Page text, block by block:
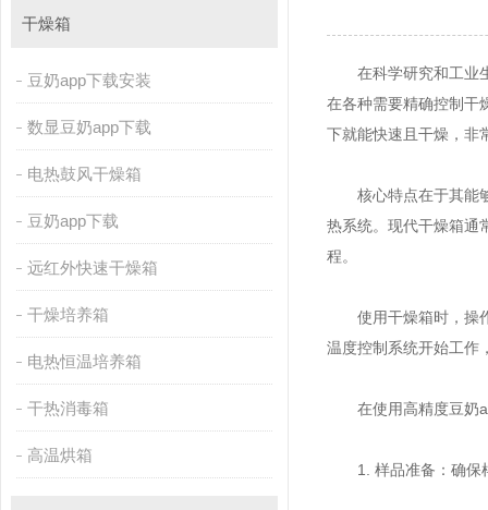
干燥箱
豆奶app下载安装
数显豆奶app下载
电热鼓风干燥箱
豆奶app下载
远红外快速干燥箱
干燥培养箱
电热恒温培养箱
干热消毒箱
高温烘箱
在科学研究和工业生
在各种需要精确控制干燥
下就能快速且干燥，
核心特点在于其能够
热系统。现代干燥
程。
使用干燥箱时，操作
温度控制系统开始工作
在使用高精度豆奶app
1. 样品准备：确保